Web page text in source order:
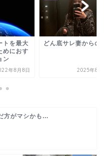
トを最大
めにおす
ン
年8月8日
どん底サレ妻からの
2025年8
方がマシかも…